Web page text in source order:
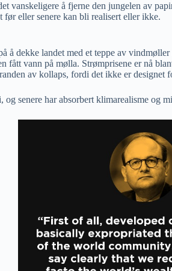
vanskeligere å fjerne den jungelen av
før eller senere kan bli realisert eller ikke.
å dekke landet med et teppe av
vann på mølla. Strømprisene er nå
av kollaps, fordi det ikke er
senere har absorbert klimarealisme og